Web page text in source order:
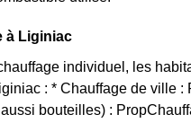
à Liginiac
individuel, les
: * Chauffage de ville
bouteilles) :